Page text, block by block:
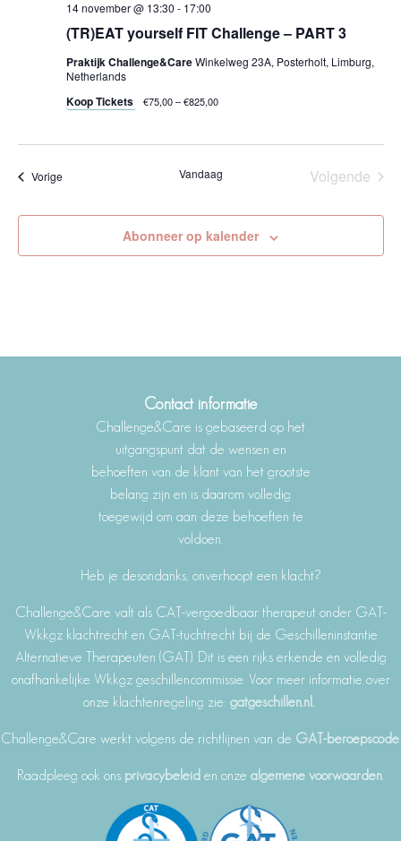
(TR)EAT yourself FIT Challenge – PART 3
14 november @ 13:30 - 17:00
Praktijk Challenge&CareWinkelweg 23A, Posterholt, Limburg,
Netherlands
Koop Tickets €75,00 – €825,00
VorigeEvenementen Vandaag
Volgende
Abonneer op kalender
Contact informatie
Challenge&Care is gebaseerd op het
uitgangspunt dat de wensen en
behoeften van de klant van het grootste
belang zijn en is daarom volledig
toegewijd om aan deze behoeften te
voldoen.
Heb je desondanks, onverhoopt een klacht?
Challenge&Care valt als CAT-vergoedbaar therapeut onder GAT-
Wkkgz klachtrecht en GAT-tuchtrecht bij de Geschilleninstantie
Alternatieve Therapeuten (GAT). Dit is een rijks erkende en volledig
onafhankelijke Wkkgz geschillencommissie. Voor meer informatie over
onze klachtenregeling zie: gatgeschillen.nl.
Challenge&Care werkt volgens de richtlijnen van de GAT-beroepscode.
Raadpleeg ook ons privacybeleid en onze algemene voorwaarden